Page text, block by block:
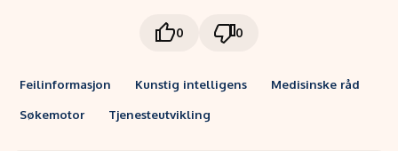
0 0
Feilinformasjon Kunstig intelligens
Medisinske råd
Søkemotor
Tjenesteutvikling